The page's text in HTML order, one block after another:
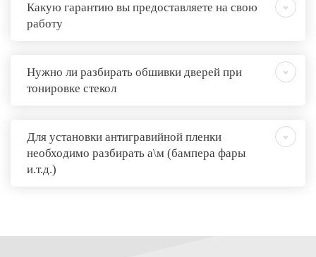
Какую гарантию вы предоставляете на свою
работу
Нужно ли разбирать обшивки дверей при
тонировке стекол
Для установки антигравийной пленки
необходимо разбирать а\м (бампера фары
и.т.д.)